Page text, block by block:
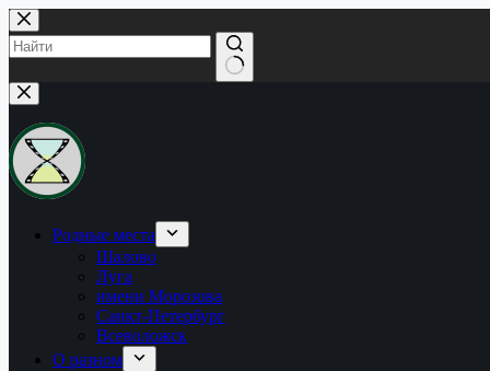
Перейти
к
сути
Ничего
не
найдено
Родные места
Шалово
Луга
имени Морозова
Санкт-Петербург
Всеволожск
О разном